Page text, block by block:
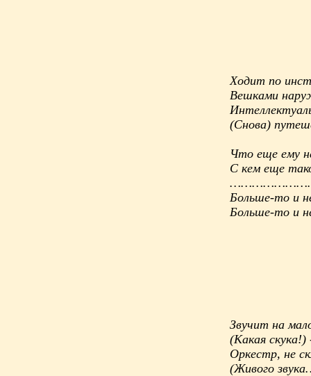
Ходит по
Вешками
(Снова)
Что еще ему
С кем еще
Больше-то и
Больше-то и
Звучит на
(Какая скука!)
Оркестр, не
(Живого